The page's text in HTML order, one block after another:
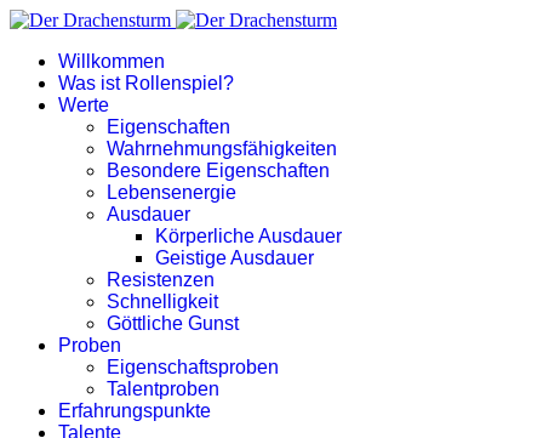
Willkommen
Was ist Rollenspiel?
Werte
Eigenschaften
Wahrnehmungsfähigkeiten
Besondere Eigenschaften
Lebensenergie
Ausdauer
Körperliche Ausdauer
Geistige Ausdauer
Resistenzen
Schnelligkeit
Göttliche Gunst
Proben
Eigenschaftsproben
Talentproben
Erfahrungspunkte
Talente